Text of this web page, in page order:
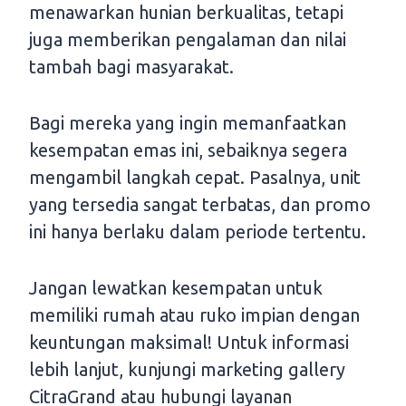
menawarkan hunian berkualitas, tetapi
juga memberikan pengalaman dan nilai
tambah bagi masyarakat.
Bagi mereka yang ingin memanfaatkan
kesempatan emas ini, sebaiknya segera
mengambil langkah cepat. Pasalnya, unit
yang tersedia sangat terbatas, dan promo
ini hanya berlaku dalam periode tertentu.
Jangan lewatkan kesempatan untuk
memiliki rumah atau ruko impian dengan
keuntungan maksimal! Untuk informasi
lebih lanjut, kunjungi marketing gallery
CitraGrand atau hubungi layanan